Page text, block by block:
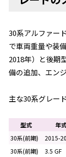
30系アルファー
で車両重量や装
2018年）と後期
備の追加、エン
主な30系グレー
型式 年
30系(前期)
2015-
30系(前期)
3.5 GF